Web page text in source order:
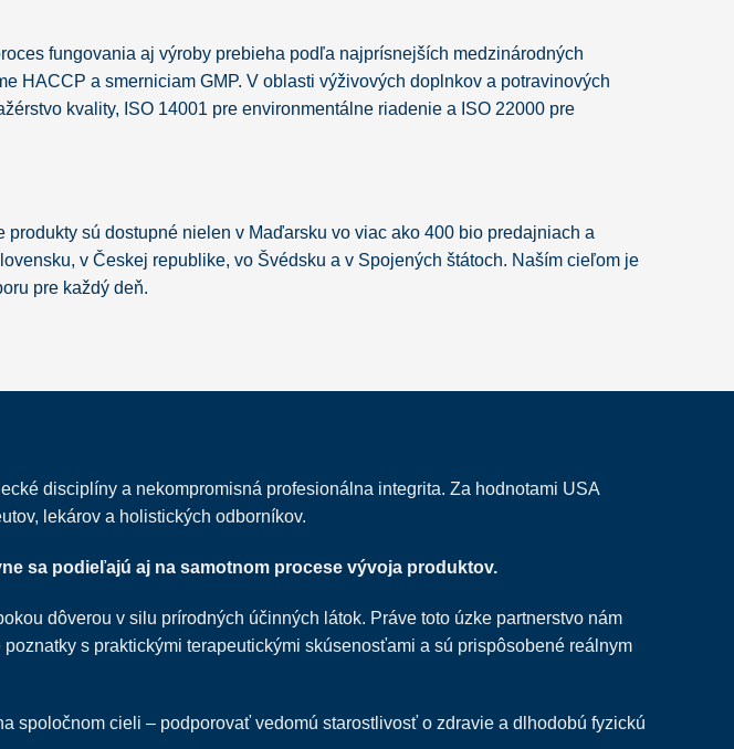
fungovania aj výroby prebieha podľa najprísnejších medzinárodných
HACCP a smerniciam GMP. V oblasti výživových doplnkov a potravinových
kvality, ISO 14001 pre environmentálne riadenie a ISO 22000 pre
sú dostupné nielen v Maďarsku vo viac ako 400 bio predajniach a
v Českej republike, vo Švédsku a v Spojených štátoch. Naším cieľom je
pre každý deň.
disciplíny a nekompromisná profesionálna integrita. Za hodnotami USA
lekárov a holistických odborníkov.
sa podieľajú aj na samotnom procese vývoja produktov.
dôverou v silu prírodných účinných látok. Práve toto úzke partnerstvo nám
s praktickými terapeutickými skúsenosťami a sú prispôsobené reálnym
spoločnom cieli – podporovať vedomú starostlivosť o zdravie a dlhodobú fyzickú